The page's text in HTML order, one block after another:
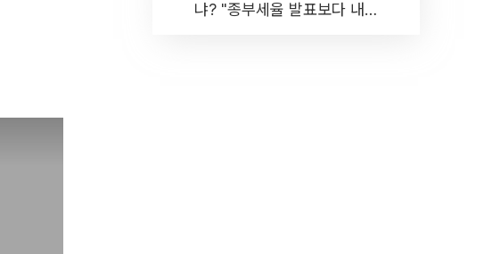
냐? "종부세율 발표보다 내릴